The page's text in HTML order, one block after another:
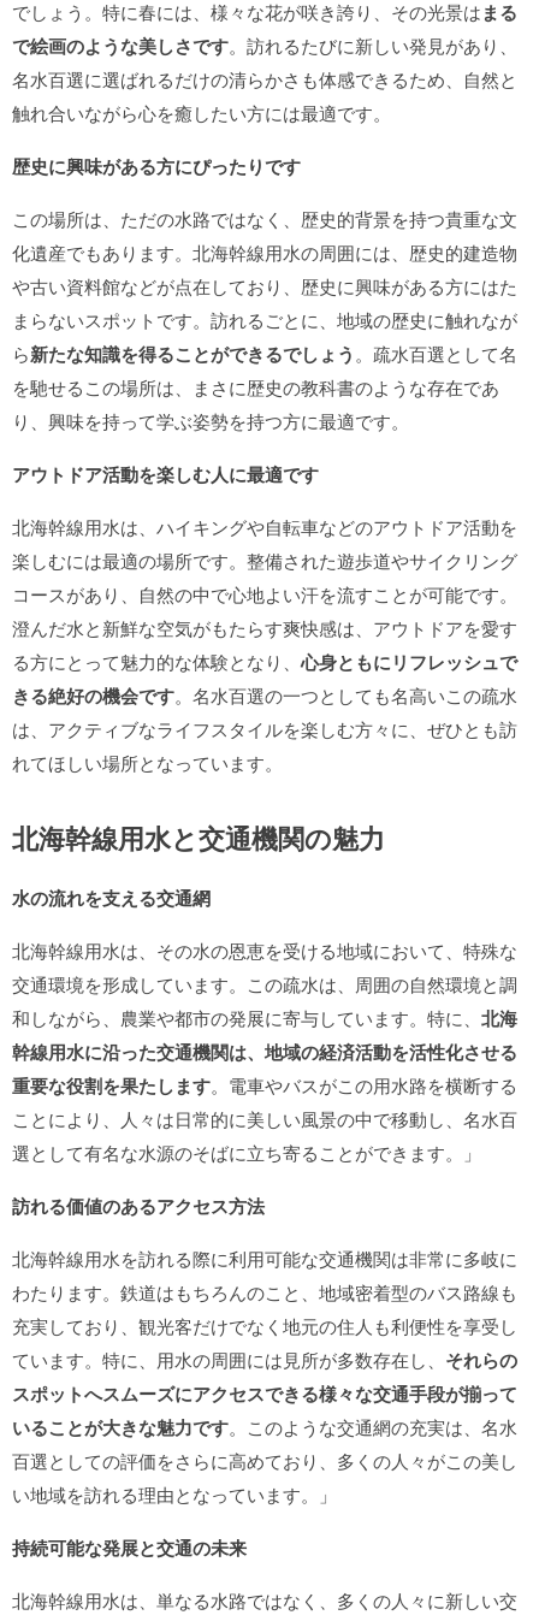
でしょう。特に春には、様々な花が咲き誇り、その光景はまる
で絵画のような美しさです。訪れるたびに新しい発見があり、
名水百選に選ばれるだけの清らかさも体感できるため、自然と
触れ合いながら心を癒したい方には最適です。
歴史に興味がある方にぴったりです
この場所は、ただの水路ではなく、歴史的背景を持つ貴重な文
化遺産でもあります。北海幹線用水の周囲には、歴史的建造物
や古い資料館などが点在しており、歴史に興味がある方にはた
まらないスポットです。訪れるごとに、地域の歴史に触れなが
ら新たな知識を得ることができるでしょう 。疏水百選として名
を馳せるこの場所は、まさに歴史の教科書のような存在であ
り、興味を持って学ぶ姿勢を持つ方に最適です。
アウトドア活動を楽しむ人に最適です
北海幹線用水は、ハイキングや自転車などのアウトドア活動を
楽しむには最適の場所です。整備された遊歩道やサイクリング
コースがあり、自然の中で心地よい汗を流すことが可能です。
澄んだ水と新鮮な空気がもたらす爽快感は、アウトドアを愛す
る方にとって魅力的な体験となり、心身ともにリフレッシュで
きる絶好の機会です。名水百選の一つとしても名高いこの疏水
は、アクティブなライフスタイルを楽しむ方々に、ぜひとも訪
れてほしい場所となっています。
北海幹線用水と交通機関の魅力
水の流れを支える交通網
北海幹線用水は、その水の恩恵を受ける地域において、特殊な
交通環境を形成しています。この疏水は、周囲の自然環境と調
和しながら、農業や都市の発展に寄与しています。特に、 北海
幹線用水に沿った交通機関は、地域の経済活動を活性化させる
重要な役割を果たします。電車やバスがこの用水路を横断する
ことにより、人々は日常的に美しい風景の中で移動し、名水百
選として有名な水源のそばに立ち寄ることができます。」
訪れる価値のあるアクセス方法
北海幹線用水を訪れる際に利用可能な交通機関は非常に多岐に
わたります。鉄道はもちろんのこと、地域密着型のバス路線も
充実しており、観光客だけでなく地元の住人も利便性を享受し
ています。特に、用水の周囲には見所が多数存在し、 それらの
スポットへスムーズにアクセスできる様々な交通手段が揃って
いることが大きな魅力です。このような交通網の充実は、名水
百選としての評価をさらに高めており、多くの人々がこの美し
い地域を訪れる理由となっています。」
持続可能な発展と交通の未来
北海幹線用水は、単なる水路ではなく、多くの人々に新しい交